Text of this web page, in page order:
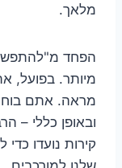
מלאך.
הפחד
מיותר. בפועל,
מראה. אתם
ובאופן כללי –
קירות נועדו